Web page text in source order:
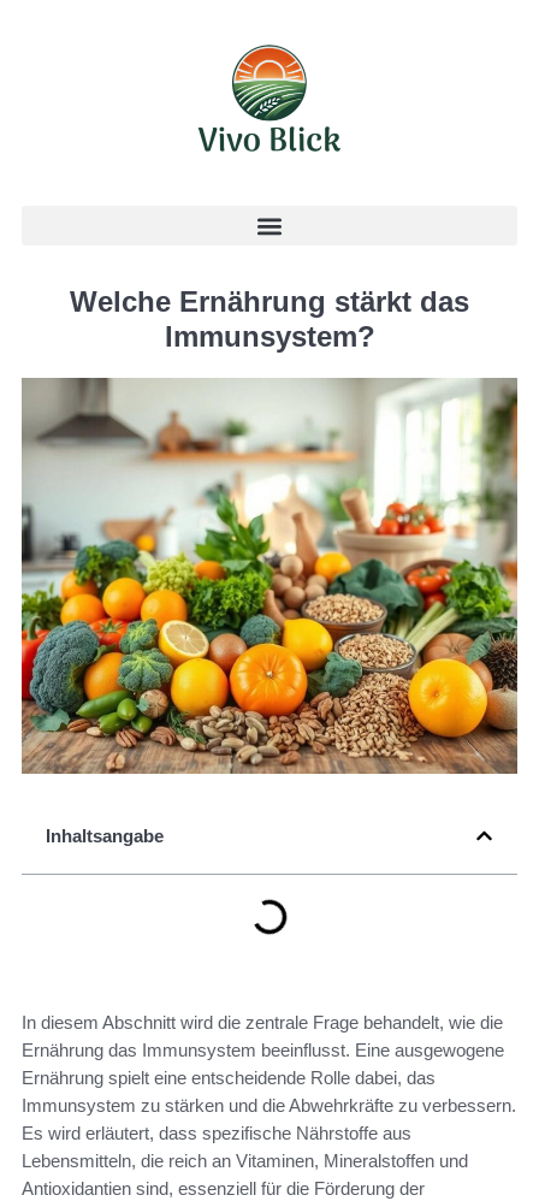
Welche Ernährung stärkt das
Immunsystem?
Inhaltsangabe
In diesem Abschnitt wird die zentrale Frage behandelt, wie die
Ernährung das Immunsystem beeinflusst. Eine ausgewogene
Ernährung spielt eine entscheidende Rolle dabei, das
Immunsystem zu stärken und die Abwehrkräfte zu verbessern.
Es wird erläutert, dass spezifische Nährstoffe aus
Lebensmitteln, die reich an Vitaminen, Mineralstoffen und
Antioxidantien sind, essenziell für die Förderung der